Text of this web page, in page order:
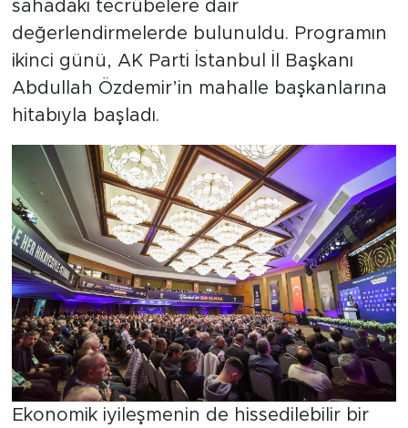
sahadaki tecrübelere dair
değerlendirmelerde bulunuldu. Programın
ikinci günü, AK Parti İstanbul İl Başkanı
Abdullah Özdemir’in mahalle başkanlarına
hitabıyla başladı.
Ekonomik iyileşmenin de hissedilebilir bir